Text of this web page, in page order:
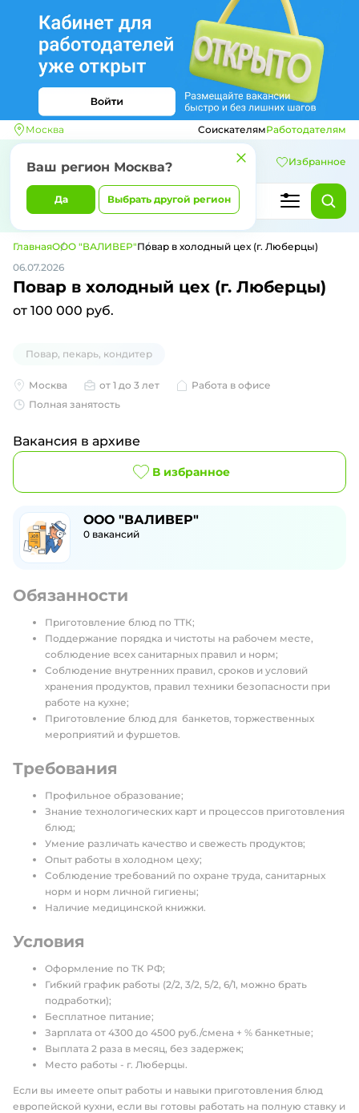
Москва
Ваш регион Москва?
Да Выбрать другой регион
СоискателямРаботодателям
Избранное
ГлавнаяООО "ВАЛИВЕР"Повар в холодный цех (г. Люберцы)
06.07.2026
Повар в холодный цех (г. Люберцы)
от 100 000 руб.
Повар, пекарь, кондитер
Москва от 1 до 3 лет
Работа в офисе
Полная занятость
Вакансия в архиве
В избранное
ООО "ВАЛИВЕР"
0 вакансий
Обязанности
Приготовление блюд по ТТК;
Поддержание порядка и чистоты на рабочем месте,
соблюдение всех санитарных правил и норм;
Соблюдение внутренних правил, сроков и условий
хранения продуктов, правил техники безопасности при
работе на кухне;
Приготовление блюд для банкетов, торжественных
мероприятий и фуршетов.
Требования
Профильное образование;
Знание технологических карт и процессов приготовления
блюд;
Умение различать качество и свежесть продуктов;
Опыт работы в холодном цеху;
Соблюдение требований по охране труда, санитарных
норм и норм личной гигиены;
Наличие медицинской книжки.
Условия
Оформление по ТК РФ;
Гибкий график работы (2/2, 3/2, 5/2, 6/1, можно брать
подработки);
Бесплатное питание;
Зарплата от 4300 до 4500 руб./смена + % банкетные;
Выплата 2 раза в месяц, без задержек;
Место работы - г. Люберцы.
Если вы имеете опыт работы и навыки приготовления блюд
европейской кухни, если вы готовы работать на полную ставку и